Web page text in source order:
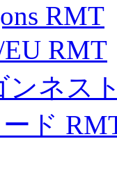
RMT
RMT
ンネス
ド